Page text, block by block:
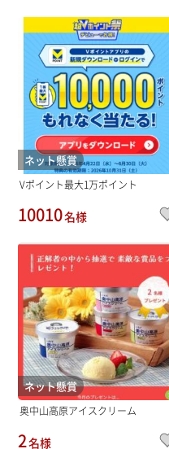
ネット懸賞
Vポイント最大1万ポイント
10010名様
ネット懸賞
奥中山高原アイスクリーム
2名様